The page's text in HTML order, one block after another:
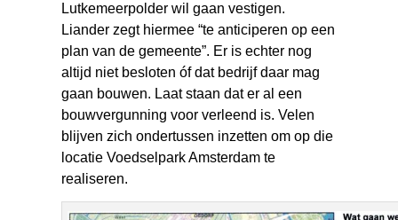
Lutkemeerpolder wil gaan vestigen.
Liander zegt hiermee “te anticiperen op een
plan van de gemeente”. Er is echter nog
altijd niet besloten óf dat bedrijf daar mag
gaan bouwen. Laat staan dat er al een
bouwvergunning voor verleend is. Velen
blijven zich ondertussen inzetten om op die
locatie Voedselpark Amsterdam te
realiseren.